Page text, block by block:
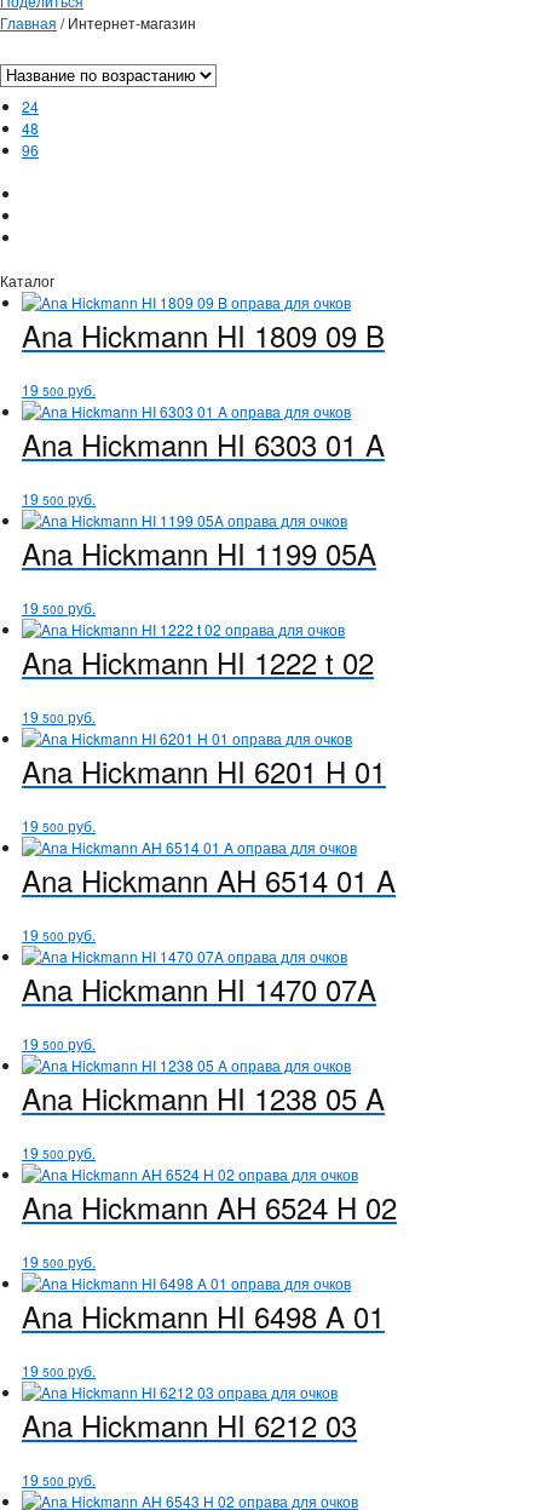
Главная /Интернет-магазин
24
48
96
Каталог
Ana Hickmann HI 1809 09 B
19 500 руб.
Ana Hickmann HI 6303 01 A
19 500 руб.
Ana Hickmann HI 1199 05A
19 500 руб.
Ana Hickmann HI 1222 t 02
19 500 руб.
Ana Hickmann HI 6201 H 01
19 500 руб.
Ana Hickmann AH 6514 01 A
19 500 руб.
Ana Hickmann HI 1470 07A
19 500 руб.
Ana Hickmann HI 1238 05 A
19 500 руб.
Ana Hickmann AH 6524 H 02
19 500 руб.
Ana Hickmann HI 6498 A 01
19 500 руб.
Ana Hickmann HI 6212 03
19 500 руб.